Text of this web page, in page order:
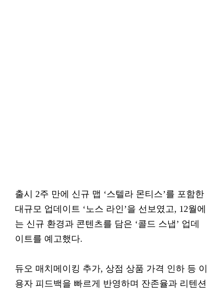
출시 2주 만에 신규 맵 ‘스텔라 몬티스’를 포함한
대규모 업데이트 ‘노스 라인’을 선보였고, 12월에
는 신규 환경과 콘텐츠를 담은 ‘콜드 스냅’ 업데
이트를 예고했다.
듀오 매치메이킹 추가, 상점 상품 가격 인하 등 이
용자 피드백을 빠르게 반영하며 잔존율과 리텐션